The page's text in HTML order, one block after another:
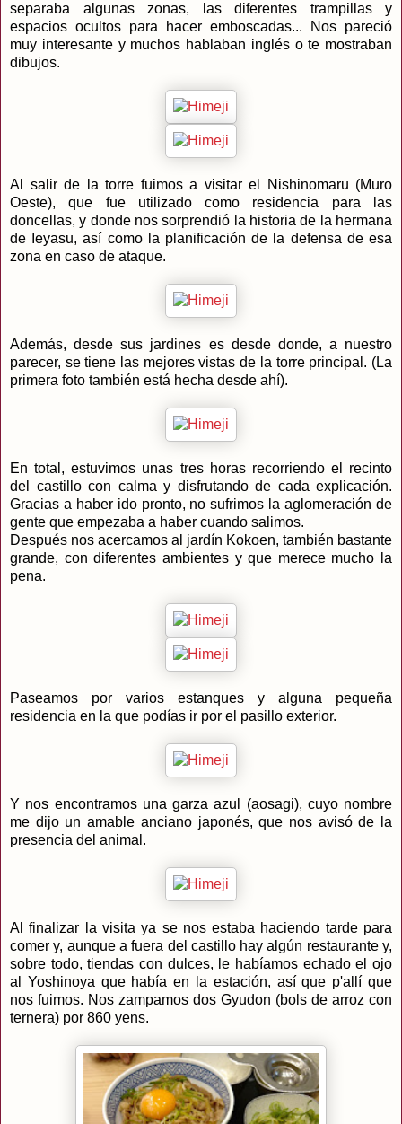
separaba algunas zonas, las diferentes trampillas y
espacios ocultos para hacer emboscadas... Nos pareció
muy interesante y muchos hablaban inglés o te mostraban
dibujos.
Al salir de la torre fuimos a visitar el Nishinomaru (Muro
Oeste), que fue utilizado como residencia para las
doncellas, y donde nos sorprendió la historia de la hermana
de Ieyasu, así como la planificación de la defensa de esa
zona en caso de ataque.
Además, desde sus jardines es desde donde, a nuestro
parecer, se tiene las mejores vistas de la torre principal. (La
primera foto también está hecha desde ahí).
En total, estuvimos unas tres horas recorriendo el recinto
del castillo con calma y disfrutando de cada explicación.
Gracias a haber ido pronto, no sufrimos la aglomeración de
gente que empezaba a haber cuando salimos.
Después nos acercamos al jardín Kokoen, también bastante
grande, con diferentes ambientes y que merece mucho la
pena.
Paseamos por varios estanques y alguna pequeña
residencia en la que podías ir por el pasillo exterior.
Y nos encontramos una garza azul (aosagi), cuyo nombre
me dijo un amable anciano japonés, que nos avisó de la
presencia del animal.
Al finalizar la visita ya se nos estaba haciendo tarde para
comer y, aunque a fuera del castillo hay algún restaurante y,
sobre todo, tiendas con dulces, le habíamos echado el ojo
al Yoshinoya que había en la estación, así que p'allí que
nos fuimos. Nos zampamos dos Gyudon (bols de arroz con
ternera) por 860 yens.